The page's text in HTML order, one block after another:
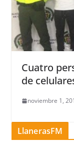
Cuatro
de
noviembre 1,
LlanerasFM